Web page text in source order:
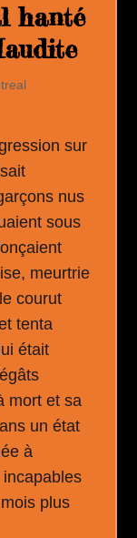
hanté
sur
nus
sous
meurtrie
courut
tenta
était
mort et sa
un état
à
incapables
plus